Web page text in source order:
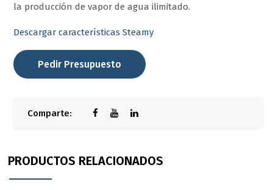
la producción de vapor de agua ilimitado.
Descargar características Steamy
Pedir Presupuesto
Comparte:
PRODUCTOS RELACIONADOS